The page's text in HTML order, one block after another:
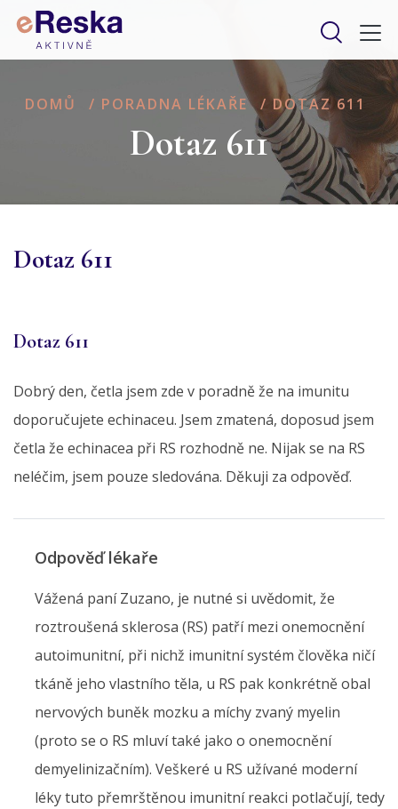
DOMŮ / PORADNA LÉKAŘE / DOTAZ 611
Dotaz 611
Dotaz 611
Dotaz 611
Dobrý den, četla jsem zde v poradně že na imunitu
doporučujete echinaceu. Jsem zmatená, doposud jsem
četla že echinacea při RS rozhodně ne. Nijak se na RS
neléčim, jsem pouze sledována. Děkuji za odpověď.
Odpověď lékaře
Vážená paní Zuzano, je nutné si uvědomit, že
roztroušená sklerosa (RS) patří mezi onemocnění
autoimunitní, při nichž imunitní systém člověka ničí
tkáně jeho vlastního těla, u RS pak konkrétně obal
nervových buněk mozku a míchy zvaný myelin
(proto se o RS mluví také jako o onemocnění
demyelinizačním). Veškeré u RS užívané moderní
léky tuto přemrštěnou imunitní reakci potlačují, tedy